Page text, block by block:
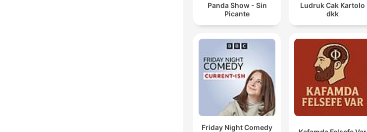
Panda Show - Sin
Picante
Ludruk Cak Kartolo
dkk
Friday Night Comedy